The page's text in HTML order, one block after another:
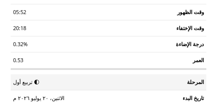
05:52
20:18
0.32%
0.53
🌓 تربيع أول
الاثنين، ٢٠ يوليو ٢٠٢٦ م